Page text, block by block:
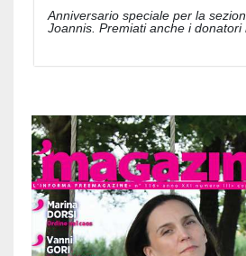
Anniversario speciale per la
Joannis. Premiati anche i donatori